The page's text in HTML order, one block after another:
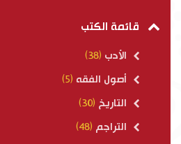
قائمة الكتب
الأدب (38)
أصول الفقه (5)
التاريخ (30)
التراجم (48)